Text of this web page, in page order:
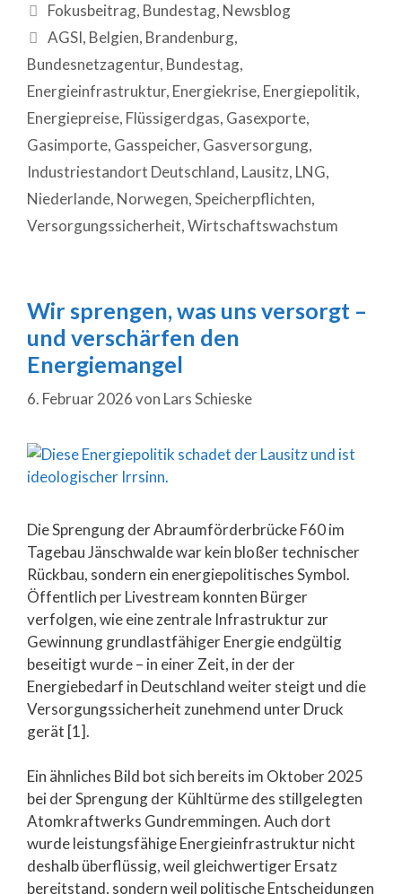
Fokusbeitrag, Bundestag, Newsblog
AGSI, Belgien, Brandenburg,
Bundesnetzagentur, Bundestag,
Energieinfrastruktur, Energiekrise, Energiepolitik,
Energiepreise, Flüssigerdgas, Gasexporte,
Gasimporte, Gasspeicher, Gasversorgung,
Industriestandort Deutschland, Lausitz, LNG,
Niederlande, Norwegen,Speicherpflichten,
Versorgungssicherheit,Wirtschaftswachstum
Wir sprengen, was uns versorgt –
und verschärfen den
Energiemangel
6. Februar 2026von Lars Schieske
Die Sprengung der Abraumförderbrücke F60 im
Tagebau Jänschwalde war kein bloßer technischer
Rückbau, sondern ein energiepolitisches Symbol.
Öffentlich per Livestream konnten Bürger
verfolgen, wie eine zentrale Infrastruktur zur
Gewinnung grundlastfähiger Energie endgültig
beseitigt wurde – in einer Zeit, in der der
Energiebedarf in Deutschland weiter steigt und die
Versorgungssicherheit zunehmend unter Druck
gerät [1].
Ein ähnliches Bild bot sich bereits im Oktober 2025
bei der Sprengung der Kühltürme des stillgelegten
Atomkraftwerks Gundremmingen. Auch dort
wurde leistungsfähige Energieinfrastruktur nicht
deshalb überflüssig, weil gleichwertiger Ersatz
bereitstand, sondern weil politische Entscheidungen